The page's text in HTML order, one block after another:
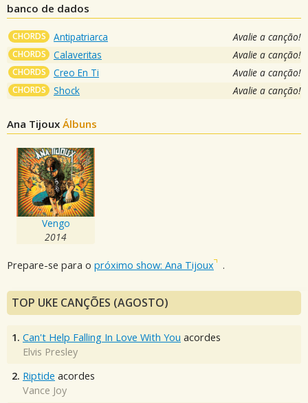
banco de dados
CHORDS Antipatriarca Avalie a canção!
CHORDS Calaveritas Avalie a canção!
CHORDS Creo En Ti Avalie a canção!
CHORDS Shock Avalie a canção!
Ana Tijoux Álbuns
Vengo
2014
Prepare-se para o próximo show: Ana Tijoux .
TOP UKE CANÇÕES (AGOSTO)
1. Can't Help Falling In Love With You acordes
Elvis Presley
2. Riptide acordes
Vance Joy